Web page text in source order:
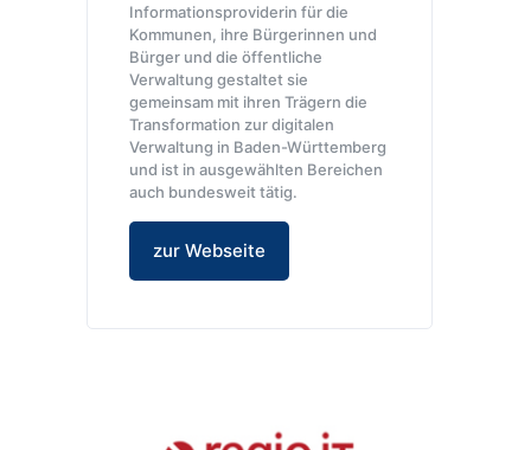
Informationsproviderin für die
Kommunen, ihre Bürgerinnen und
Bürger und die öffentliche
Verwaltung gestaltet sie
gemeinsam mit ihren Trägern die
Transformation zur digitalen
Verwaltung in Baden-Württemberg
und ist in ausgewählten Bereichen
auch bundesweit tätig.
zur Webseite